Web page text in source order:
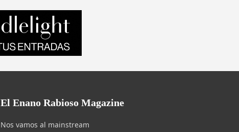
El Enano Rabioso Magazine
Nos vamos al mainstream